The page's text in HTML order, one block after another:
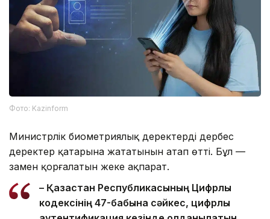
Фото: Kazinform
Министрлік биометриялық деректердің дербес
деректер қатарына жататынын атап өтті. Бұл —
заңмен қорғалатын жеке ақпарат.
– Қазақстан Республикасының Цифрлық
кодексінің 47-бабына сәйкес, цифрлық